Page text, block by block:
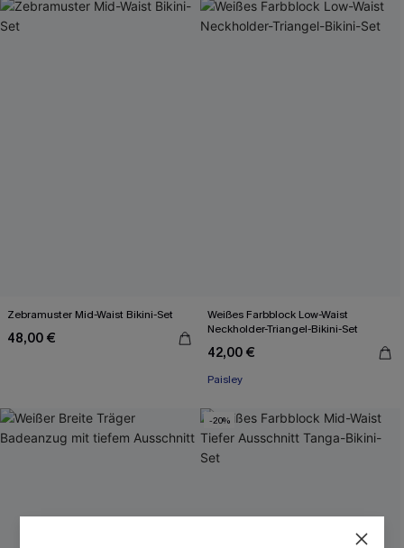
Zebramuster Mid-Waist Bikini-Set
48,00 €
Weißes Farbblock Low-Waist
Neckholder-Triangel-Bikini-Set
42,00 €
Paisley
-20%